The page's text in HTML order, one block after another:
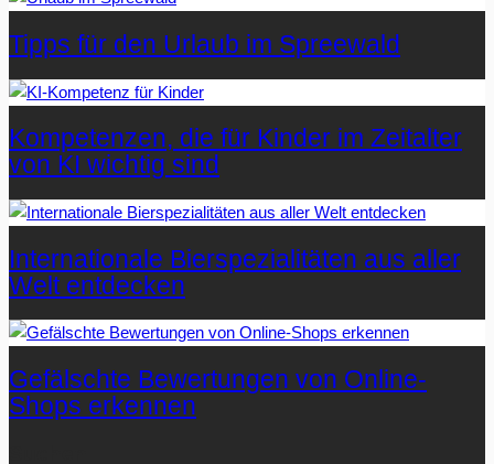
Tipps für den Urlaub im Spreewald
Kompetenzen, die für Kinder im Zeitalter
von KI wichtig sind
Internationale Bierspezialitäten aus aller
Welt entdecken
Gefälschte Bewertungen von Online-
Shops erkennen